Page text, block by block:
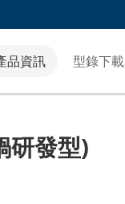
品資訊 型錄下載
研發型)